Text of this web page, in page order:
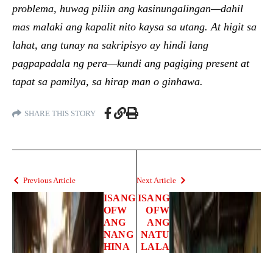
problema, huwag piliin ang kasinungalingan—dahil
mas malaki ang kapalit nito kaysa sa utang. At higit sa
lahat, ang tunay na sakripisyo ay hindi lang
pagpapadala ng pera—kundi ang pagiging present at
tapat sa pamilya, sa hirap man o ginhawa.
SHARE THIS STORY
Previous Article
ISANG
OFW
ANG
NANG
HINA
Next Article
ISANG
OFW
ANG
NATU
LALA